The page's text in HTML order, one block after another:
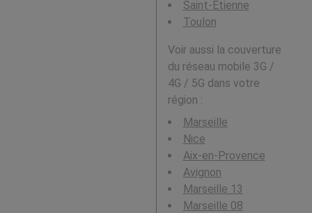
Saint-Étienne
Toulon
Voir aussi la couverture
du réseau mobile 3G /
4G / 5G dans votre
région :
Marseille
Nice
Aix-en-Provence
Avignon
Marseille 13
Marseille 08